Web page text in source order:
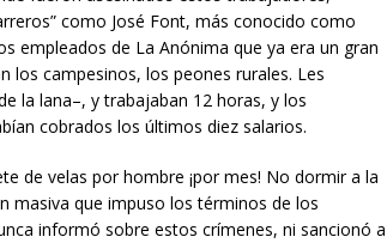
como José Font, más conocido como
empleados de La Anónima que ya era un gran
los campesinos, los peones rurales. Les
la lana–, y trabajaban 12 horas, y los
cobrados los últimos diez salarios.
de velas por hombre ¡por mes! No dormir a la
masiva que impuso los términos de los
informó sobre estos crímenes, ni sancionó a